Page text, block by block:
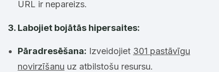
URL ir nepareizs.
3. Labojiet bojātās hipersaites:
Pāradresēšana: Izveidojiet 301 pastāvīgu
novirzīšanu uz atbilstošu resursu.